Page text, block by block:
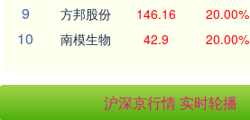
9 方邦股份 146.16 20.00%
10 南模生物 42.9 20.00%
沪深京行情 实时轮播